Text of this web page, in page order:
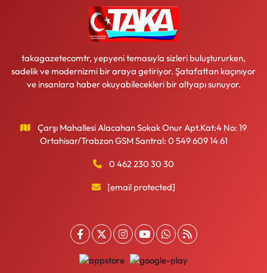
takagazetecomtr, yepyeni temasıyla sizleri buluştururken,
sadelik ve modernizmi bir araya getiriyor. Şatafattan kaçınıyor
ve insanlara haber okuyabilecekleri bir altyapı sunuyor.
Çarşı Mahallesi Alacahan Sokak Onur Apt.Kat:4 No: 19
Ortahisar/Trabzon GSM Santral: 0 549 609 14 61
0 462 230 30 30
[email protected]